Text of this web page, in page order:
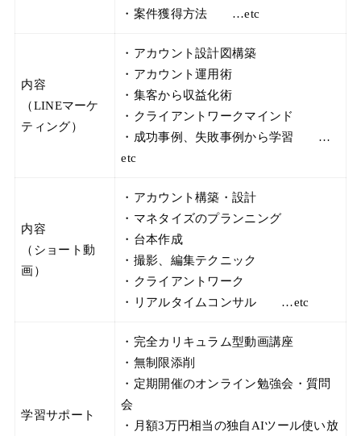
・案件獲得方法 …etc
内容
（LINEマーケ
ティング）
・アカウント設計図構築
・アカウント運用術
・集客から収益化術
・クライアントワークマインド
・成功事例、失敗事例から学習 …
etc
内容
（ショート動
画）
・アカウント構築・設計
・マネタイズのプランニング
・台本作成
・撮影、編集テクニック
・クライアントワーク
・リアルタイムコンサル …etc
学習サポート
・完全カリキュラム型動画講座
・無制限添削
・定期開催のオンライン勉強会・質問
会
・月額3万円相当の独自AIツール使い放